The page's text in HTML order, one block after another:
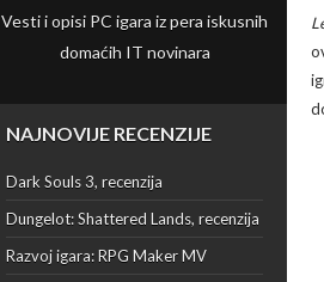
Vesti i opisi PC igara iz pera iskusnih
domaćih IT novinara
NAJNOVIJE RECENZIJE
Dark Souls 3, recenzija
Dungelot: Shattered Lands, recenzija
Razvoj igara: RPG Maker MV